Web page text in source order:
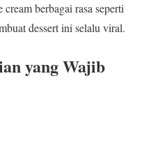
berbagai rasa seperti
dessert ini selalu viral.
yang Wajib